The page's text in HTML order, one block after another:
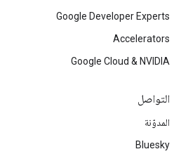
Google Developer Experts
Accelerators
Google Cloud & NVIDIA
التواصل
المدوّنة
Bluesky